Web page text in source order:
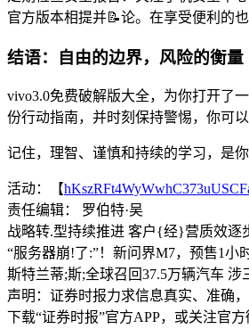
官方版本相提并📝论。在享受便利的
结语：自由的边界，风险的衡量
vivo3.0免费破解版大全，为你打开了
份行动指南，并时刻保持警惕，你可
记住，理智、谨慎和持续的学习，是
活动：【
责任编辑： 罗伯特·吴
战略转.型持续推进 客户{经}营质效逐
“服务器崩!了:”！新问界M7，预售1
斯特兰蒂;斯;全球召回37.5万辆汽车 涉
声明：证券时报力求信息真实、准确
下载“证券时报”官方APP，或关注官